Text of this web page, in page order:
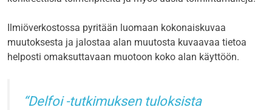
Ilmiöverkostossa pyritään luomaan kokonaiskuvaa
muutoksesta ja jalostaa alan muutosta kuvaavaa tietoa
helposti omaksuttavaan muotoon koko alan käyttöön.
Delfoi -tutkimuksen tuloksista